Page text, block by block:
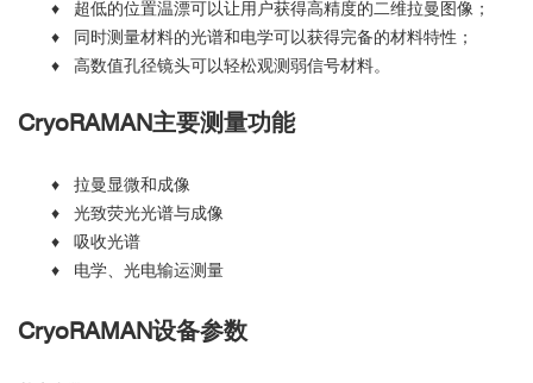
♦ 超低的位置温漂可以让用户获得高精度的二维拉曼图像；
♦ 同时测量材料的光谱和电学可以获得完备的材料特性；
♦ 高数值孔径镜头可以轻松观测弱信号材料。
CryoRAMAN主要测量功能
♦ 拉曼显微和成像
♦ 光致荧光光谱与成像
♦ 吸收光谱
♦ 电学、光电输运测量
CryoRAMAN设备参数